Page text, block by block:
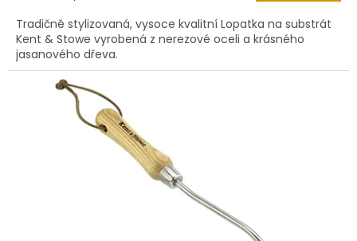
Tradičně stylizovaná, vysoce kvalitní Lopatka na substrát
Kent & Stowe vyrobená z nerezové oceli a krásného
jasanového dřeva.